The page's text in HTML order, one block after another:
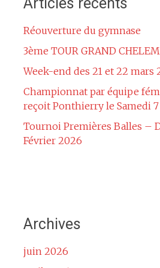
Réouverture du gymnase
3ème TOUR GRAND
Week-end des 21 et 22 mars
Championnat par équipe
reçoit Ponthierry le Samedi
Tournoi Premières Balles –
Février 2026
Archives
juin 2026